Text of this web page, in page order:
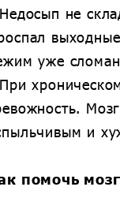
не
уже
и
помочь